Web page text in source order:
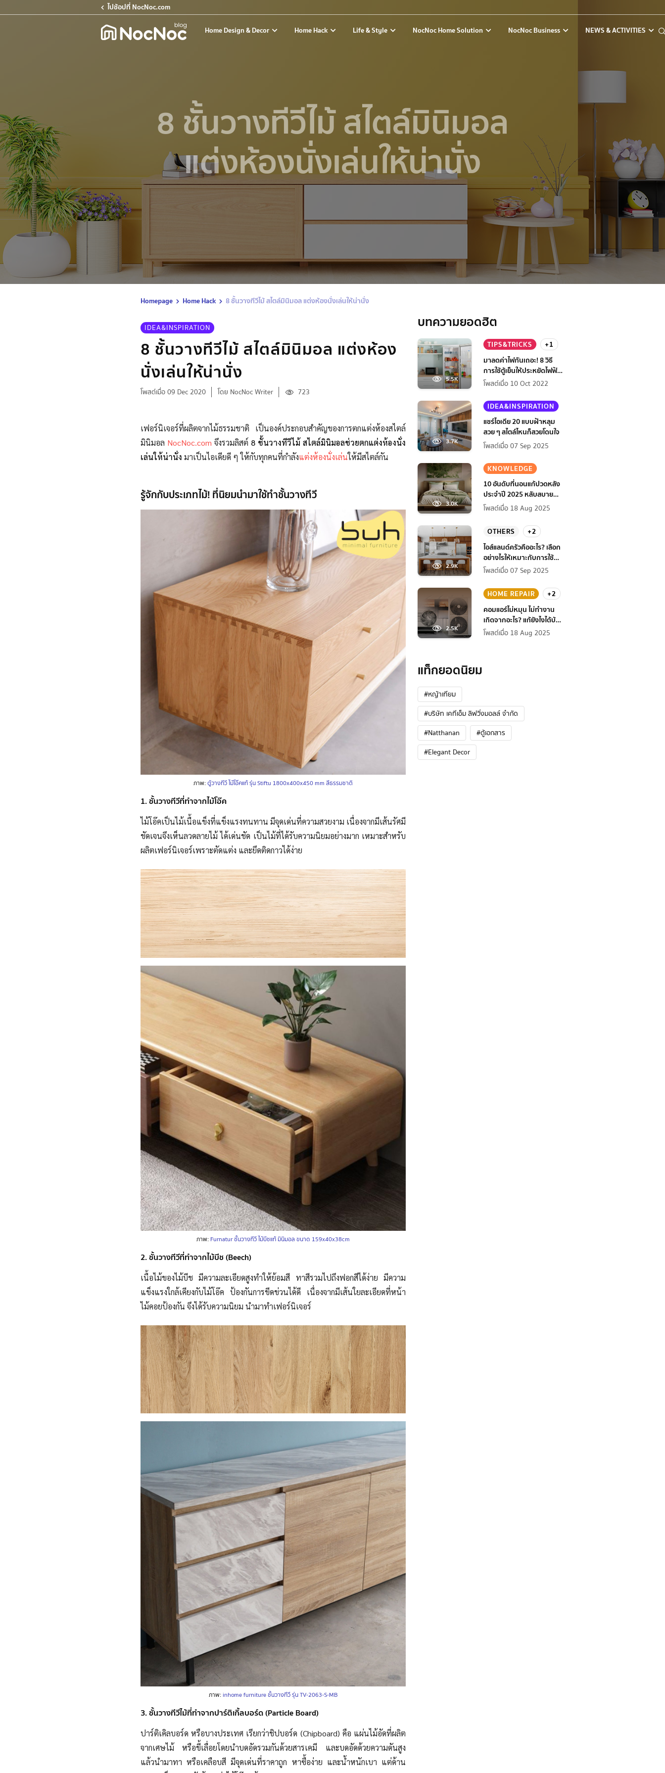
ไปช้อปที่ NocNoc.com
Home Design & Decor Home Hack Life & Style NocNoc Home Solution NocNoc Business NEWS & ACTIVITIES
8 ชั้นวางทีวีไม้ สไตล์มินิมอล
แต่งห้องนั่งเล่นให้น่านั่ง
Homepage Home Hack 8 ชั้นวางทีวีไม้ สไตล์มินิมอล แต่งห้องนั่งเล่นให้น่านั่ง
IDEA&INSPIRATION
8 ชั้นวางทีวีไม้ สไตล์มินิมอล แต่งห้อง
นั่งเล่นให้น่านั่ง
โพสต์เมื่อ 09 Dec 2020 โดย NocNoc Writer 723
เฟอร์นิเจอร์ที่ผลิตจากไม้ธรรมชาติ เป็นองค์ประกอบสำคัญของการตกแต่งห้องสไตล์
มินิมอล NocNoc.com จึงรวมลิสต์ 8 ชั้นวางทีวีไม้ สไตล์มินิมอลช่วยตกแต่งห้องนั่ง
เล่นให้น่านั่ง มาเป็นไอเดียดี ๆ ให้กับทุกคนที่กำลังแต่งห้องนั่งเล่นให้มีสไตล์กัน
รู้จักกับประเภทไม้! ที่นิยมนำมาใช้ทำชั้นวางทีวี
ภาพ:ตู้วางทีวี ไม้โอ๊คแท้ รุ่น Stiftu 1800x400x450 mm สีธรรมชาติ
1. ชั้นวางทีวีที่ทำจากไม้โอ๊ค
ไม้โอ๊คเป็นไม้เนื้อแข็งที่แข็งแรงทนทาน มีจุดเด่นที่ความสวยงาม เนื่องจากมีเส้นรัศมี
ชัดเจนจึงเห็นลวดลายไม้ ได้เด่นชัด เป็นไม้ที่ได้รับความนิยมอย่างมาก เหมาะสำหรับ
ผลิตเฟอร์นิเจอร์เพราะตัดแต่ง และยึดติดกาวได้ง่าย
ภาพ: Furnatur ชั้นวางทีวี ไม้บีชแท้ มินิมอล ขนาด 159x40x38cm
2. ชั้นวางทีวีที่ทำจากไม้บีช (Beech)
เนื้อไม้ของไม้บีช มีความละเอียดสูงทำให้ย้อมสี ทาสีรวมไปถึงฟอกสีได้ง่าย มีความ
แข็งแรงใกล้เคียงกับไม้โอ๊ค ป้องกันการขีดข่วนได้ดี เนื่องจากมีเส้นใยละเอียดที่หน้า
ไม้คอยป้องกัน จึงได้รับความนิยม นำมาทำเฟอร์นิเจอร์
ภาพ: inhome furniture ชั้นวางทีวี รุ่น TV-2063-S-MB
3. ชั้นวางทีวีไม้ที่ทำจากปาร์ติเกิ้ลบอร์ด (Particle Board)
ปาร์ติเคิลบอร์ด หรือบางประเทศ เรียกว่าชิปบอร์ด (Chipboard) คือ แผ่นไม้อัดที่ผลิต
จากเศษไม้ หรือขี้เลื่อยโดยนำบดอัดรวมกันด้วยสารเคมี และบดอัดด้วยความดันสูง
แล้วนำมาทา หรือเคลือบสี มีจุดเด่นที่ราคาถูก หาซื้อง่าย และน้ำหนักเบา แต่ด้าน
บทความยอดฮิต
5.5K
TIPS&TRICKS
+1
มาลดค่าไฟกันเถอะ! 8 วิธี
การใช้ตู้เย็นให้ประหยัดไฟฟ้า
กว่าเดิม
โพสต์เมื่อ 10 Oct 2022
3.7K
IDEA&INSPIRATION
แชร์ไอเดีย 20 แบบฝ้าหลุม
สวย ๆ สไตล์ไหนก็สวยโดนใจ
โพสต์เมื่อ 07 Sep 2025
3.0K
KNOWLEDGE
10 อันดับที่นอนแก้ปวดหลัง
ประจำปี 2025 หลับสบาย
สุขภาพดียิ่งกว่าเดิม
โพสต์เมื่อ 18 Aug 2025
2.9K
OTHERS
+2
ไอส์แลนด์ครัวคืออะไร? เลือก
อย่างไรให้เหมาะกับการใช้
งานที่บ้าน
โพสต์เมื่อ 07 Sep 2025
2.5K
HOME REPAIR
+2
คอมแอร์ไม่หมุน ไม่ทํางาน
เกิดจากอะไร? แก้ยังไงได้บ้าง
ก่อนแอร์พัง!
โพสต์เมื่อ 18 Aug 2025
แท็กยอดนิยม
#หญ้าเทียม
#บริษัท เคทีเอ็ม ลิฟวิ่งมอลล์ จำกัด
#Natthanan
#ตู้เอกสาร
#Elegant Decor